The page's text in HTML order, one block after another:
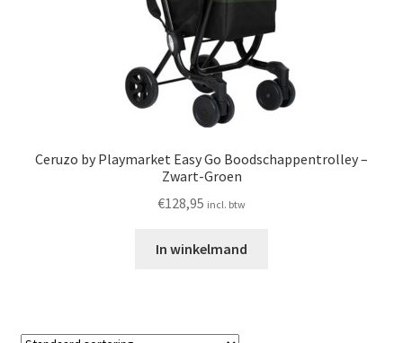
Ceruzo by Playmarket Easy Go Boodschappentrolley –
Zwart-Groen
€128,95 incl. btw
In winkelmand